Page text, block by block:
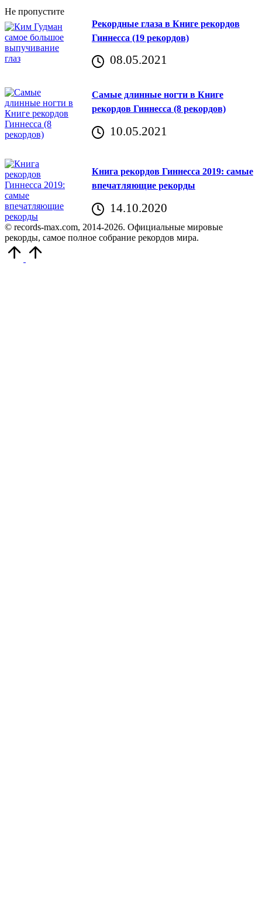
Не пропустите
Рекордные глаза в Книге рекордов
Гиннесса (19 рекордов)
08.05.2021
Самые длинные ногти в Книге
рекордов Гиннесса (8 рекордов)
10.05.2021
Книга рекордов Гиннесса 2019: самые
впечатляющие рекорды
14.10.2020
© records-max.com, 2014-2026. Официальные мировые
рекорды, самое полное собрание рекордов мира.